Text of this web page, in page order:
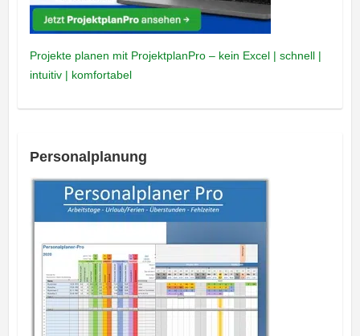
Projekte planen mit ProjektplanPro – kein Excel | schnell |
intuitiv | komfortabel
Personalplanung